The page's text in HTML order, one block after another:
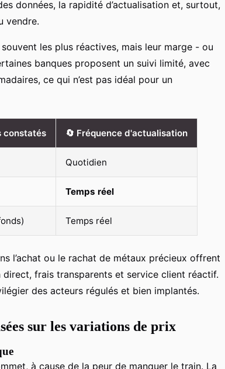
données, la rapidité d’actualisation et, surtout,
vendre.
les plus réactives, mais leur marge - ou
banques proposent un suivi limité, avec
ce qui n’est pas idéal pour un
constatés 🔄 Fréquence d'actualisation
Quotidien
Temps réel
Temps réel
l’achat ou le rachat de métaux précieux offrent
frais transparents et service client réactif.
des acteurs régulés et bien implantés.
sur les variations de prix
à cause de la peur de manquer le train. La